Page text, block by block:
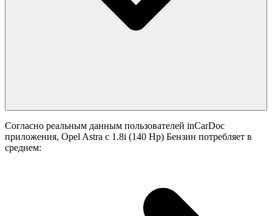
Согласно реальным данным пользователей inCarDoc
приложения, Opel Astra с 1.8i (140 Hp) Бензин потребляет в
среднем: